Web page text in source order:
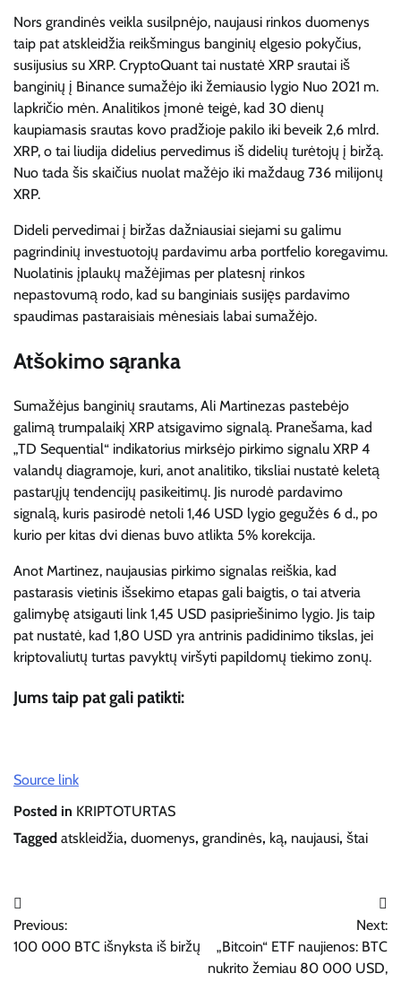
Nors grandinės veikla susilpnėjo, naujausi rinkos duomenys
taip pat atskleidžia reikšmingus banginių elgesio pokyčius,
susijusius su XRP. CryptoQuant tai nustatė XRP srautai iš
banginių į Binance sumažėjo iki žemiausio lygio Nuo 2021 m.
lapkričio mėn. Analitikos įmonė teigė, kad 30 dienų
kaupiamasis srautas kovo pradžioje pakilo iki beveik 2,6 mlrd.
XRP, o tai liudija didelius pervedimus iš didelių turėtojų į biržą.
Nuo tada šis skaičius nuolat mažėjo iki maždaug 736 milijonų
XRP.
Dideli pervedimai į biržas dažniausiai siejami su galimu
pagrindinių investuotojų pardavimu arba portfelio koregavimu.
Nuolatinis įplaukų mažėjimas per platesnį rinkos
nepastovumą rodo, kad su banginiais susijęs pardavimo
spaudimas pastaraisiais mėnesiais labai sumažėjo.
Atšokimo sąranka
Sumažėjus banginių srautams, Ali Martinezas pastebėjo
galimą trumpalaikį XRP atsigavimo signalą. Pranešama, kad
„TD Sequential“ indikatorius mirksėjo pirkimo signalu XRP 4
valandų diagramoje, kuri, anot analitiko, tiksliai nustatė keletą
pastarųjų tendencijų pasikeitimų. Jis nurodė pardavimo
signalą, kuris pasirodė netoli 1,46 USD lygio gegužės 6 d., po
kurio per kitas dvi dienas buvo atlikta 5% korekcija.
Anot Martinez, naujausias pirkimo signalas reiškia, kad
pastarasis vietinis išsekimo etapas gali baigtis, o tai atveria
galimybę atsigauti link 1,45 USD pasipriešinimo lygio. Jis taip
pat nustatė, kad 1,80 USD yra antrinis padidinimo tikslas, jei
kriptovaliutų turtas pavyktų viršyti papildomų tiekimo zonų.
Jums taip pat gali patikti:
Source link
Posted in KRIPTOTURTAS
Tagged atskleidžia, duomenys, grandinės, ką, naujausi, štai
Navigacija
tarp
Previous:
100 000 BTC išnyksta iš biržų
Next:
„Bitcoin“ ETF naujienos: BTC
nukrito žemiau 80 000 USD,